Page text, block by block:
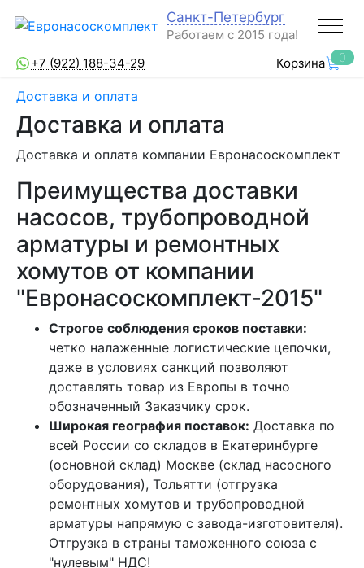
Санкт-Петербург
Работаем с 2015 года!
+7 (922) 188-34-29
Корзина 0
Доставка и оплата
Доставка и оплата
Доставка и оплата компании Евронасоскомплект
Преимущества доставки
насосов, трубопроводной
арматуры и ремонтных
хомутов от компании
"Евронасоскомплект-2015"
Строгое соблюдения сроков поставки:
четко налаженные логистические цепочки,
даже в условиях санкций позволяют
доставлять товар из Европы в точно
обозначенный Заказчику срок.
Широкая география поставок: Доставка по
всей России со складов в Екатеринбурге
(основной склад) Москве (склад насосного
оборудования), Тольятти (отгрузка
ремонтных хомутов и трубопроводной
арматуры напрямую с завода-изготовителя).
Отгрузка в страны таможенного союза с
"нулевым" НДС!